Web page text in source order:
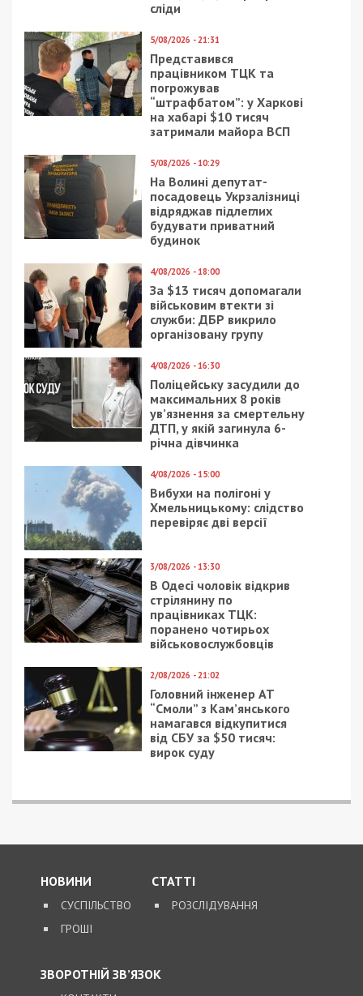
26/02/2019 - 16:35
В Днепре покажут
спектакль, который
воспевает жизнь
27/01/2024 - 16:30
Будинок у Португалії і
новенька TOYOTA: що
задекларував голова
23/07/2019 - 17:50
Новым генпрокурором
Украины может стать
Руслан Рябошапка
12/05/2020 - 20:03
Коронавирус в Днепре:
вечер 12.05.2020
9/08/2026 - 11:57
Справа “ПриватБанку”: Ігоря Коломойського та його
поранив двох